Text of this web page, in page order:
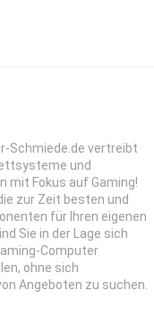
Schmiede.de vertreibt
und
mit Fokus auf Gaming!
zur Zeit besten und
für Ihren eigenen
Sie in der Lage sich
Computer
ohne sich
Angeboten zu suchen.